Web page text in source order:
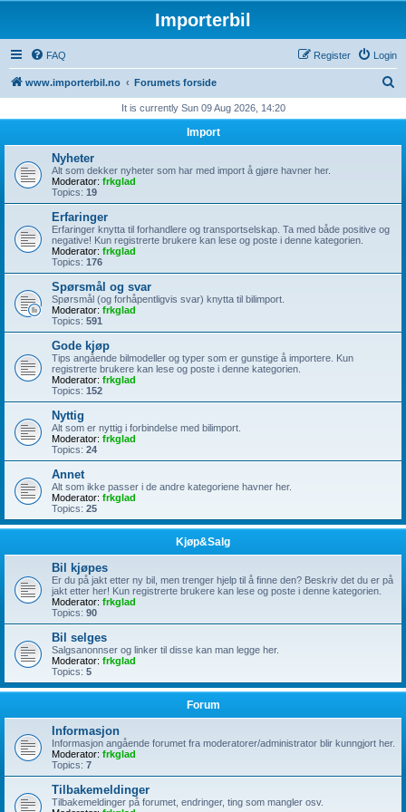
Importerbil
FAQ Login
Register
www.importerbil.no Forumets forside
r
It is currently Sun 09 Aug 2026, 14:20
Import
Nyheter
Alt som dekker nyheter som har med import å gjøre havner her.
Moderator: frkglad
Topics: 19
Erfaringer
Erfaringer knytta til forhandlere og transportselskap. Ta med både positive og
negative! Kun registrerte brukere kan lese og poste i denne kategorien.
Moderator: frkglad
Topics: 176
Spørsmål og svar
Spørsmål (og forhåpentligvis svar) knytta til bilimport.
Moderator: frkglad
Topics: 591
Gode kjøp
Tips angående bilmodeller og typer som er gunstige å importere. Kun
registrerte brukere kan lese og poste i denne kategorien.
Moderator: frkglad
Topics: 152
Nyttig
Alt som er nyttig i forbindelse med bilimport.
Moderator: frkglad
Topics: 24
Annet
Alt som ikke passer i de andre kategoriene havner her.
Moderator: frkglad
Topics: 25
Kjøp&Salg
Bil kjøpes
Er du på jakt etter ny bil, men trenger hjelp til å finne den? Beskriv det du er på
jakt etter her! Kun registrerte brukere kan lese og poste i denne kategorien.
Moderator: frkglad
Topics: 90
Bil selges
Salgsanonnser og linker til disse kan man legge her.
Moderator: frkglad
Topics: 5
Forum
Informasjon
Informasjon angående forumet fra moderatorer/administrator blir kunngjort her.
Moderator: frkglad
Topics: 7
Tilbakemeldinger
Tilbakemeldinger på forumet, endringer, ting som mangler osv.